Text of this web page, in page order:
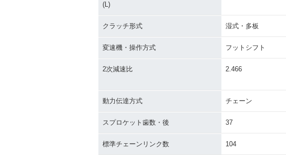
(L)
クラッチ形式 湿式・多板
変速機・操作方式 フットシフト
2次減速比 2.466
動力伝達方式 チェーン
スプロケット歯数・後 37
標準チェーンリンク数 104